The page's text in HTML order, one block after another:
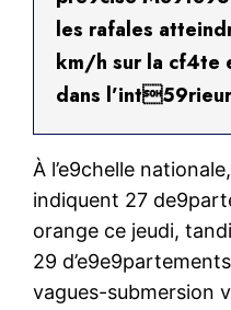
les rafales
km/h sur la cf4te
dans
À l’e9chelle
indiquent 27
orange ce jeudi,
29
vagues-submersion